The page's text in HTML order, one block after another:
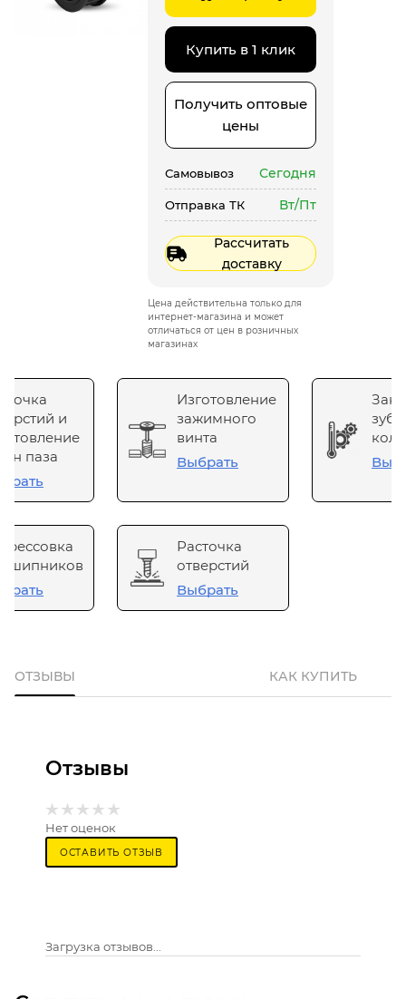
Купить в 1 клик
Получить оптовые
цены
Самовывоз Сегодня
Отправка ТК Вт/Пт
Рассчитать
доставку
Цена действительна только для
интернет-магазина и может
отличаться от цен в розничных
магазинах
и
паза
Изготовление
зажимного
винта
Выбрать
Расточка
отверстий
Выбрать
ОТЗЫВЫ КАК КУПИТЬ
Отзывы
Нет оценок
ОСТАВИТЬ ОТЗЫВ
Загрузка отзывов...